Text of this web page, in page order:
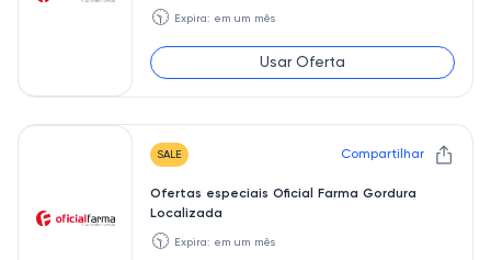
🕥 Expira: em um mês
Usar Oferta
SALE Compartilhar
Ofertas especiais Oficial Farma Gordura
Localizada
🕥 Expira: em um mês